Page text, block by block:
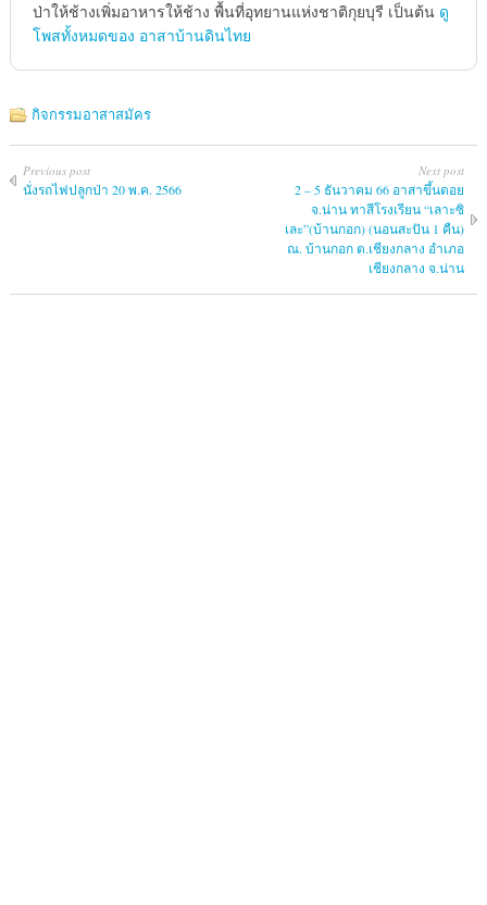
ป่าให้ช้างเพิ่มอาหารให้ช้าง พื้นที่อุทยานแห่งชาติกุยบุรี เป็นต้น ดู
โพสทั้งหมดของ อาสาบ้านดินไทย
กิจกรรมอาสาสมัคร
Previous post
นั่งรถไฟปลูกป่า 20 พ.ค. 2566
Next post
2 – 5 ธันวาคม 66 อาสาขึ้นดอย
จ.น่าน ทาสีโรงเรียน “เลาะซิ
เละ”(บ้านกอก) (นอนสะปัน 1 คืน)
ณ. บ้านกอก ต.เชียงกลาง อำเภอ
เชียงกลาง จ.น่าน